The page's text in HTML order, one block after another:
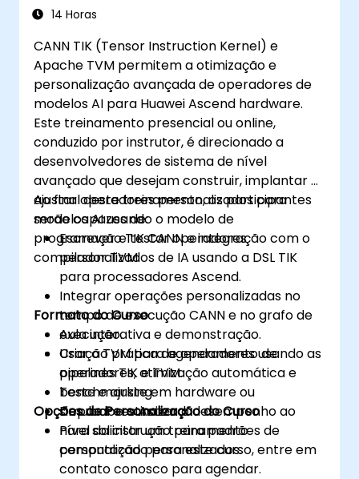
14 Horas
CANN TIK (Tensor Instruction Kernel) e
Apache TVM permitem a otimização e
personalização avançada de operadores de
modelos AI para Huawei Ascend hardware.
Este treinamento presencial ou online,
conduzido por instrutor, é direcionado a
desenvolvedores de sistema de nível
avançado que desejam construir, implantar e
ajustar operadores personalizados para
modelos AI usando o modelo de
programação TIK CANN e integração com o
compilador TVM.
Ao final deste treinamento, os participantes
serão capazes de:
Escrever e testar operadores
personalizados de IA usando a DSL TIK
para processadores Ascend.
Integrar operações personalizadas no
tempo de execução CANN e no grafo de
execução.
Usar o TVM para agendamento de
operadores, otimização automática e
benchmarking.
Depurar e otimizar o desempenho ao
nível da instrução para padrões de
computação personalizados.
Formato do Curso
Aula interativa e demonstração.
Criação prática de operadores usando as
pipelines TIK e TVM.
Teste e ajuste em hardware ou
simuladores Ascend.
Opções de Personalização do Curso
Para solicitar um treinamento
personalizado para este curso, entre em
contato conosco para agendar.